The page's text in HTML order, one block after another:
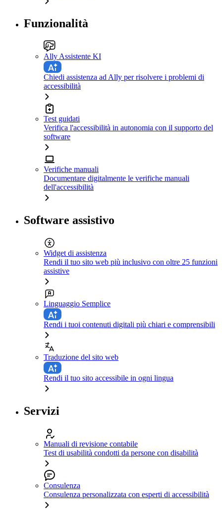
Funzionalità
Ally Assistente KI
Chiedi assistenza ad Ally per risolvere i problemi di
accessibilità
Test guidati
Verifica l'accessibilità in autonomia con il supporto del
software
Verifiche manuali
Documentare digitalmente le verifiche manuali
dell'accessibilità
Software assistivo
Widget di assistenza
Rendi il tuo sito web più inclusivo con oltre 25 funzioni
assistive
Linguaggio Semplice
Rendi i tuoi contenuti digitali più chiari e comprensibili
Traduzione del sito web
Rendi il tuo sito accessibile in ogni lingua
Servizi
Manuali di revisione contabile
Test di usabilità condotti da persone con disabilità
Consulenza
Consulenza personalizzata con esperti di accessibilità